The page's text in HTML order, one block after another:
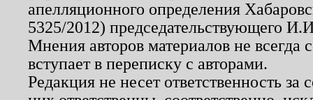
апелляционного определения
5325/2012) председательствующего
Мнения авторов материалов не
вступает в переписку с авторами.
Редакция не несет ответственность